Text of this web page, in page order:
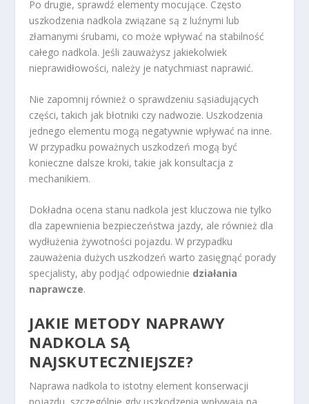
Po drugie, sprawdź elementy mocujące. Często
uszkodzenia nadkola związane są z luźnymi lub
złamanymi śrubami, co może wpływać na stabilność
całego nadkola. Jeśli zauważysz jakiekolwiek
nieprawidłowości, należy je natychmiast naprawić.
Nie zapomnij również o sprawdzeniu sąsiadujących
części, takich jak błotniki czy nadwozie. Uszkodzenia
jednego elementu mogą negatywnie wpływać na inne.
W przypadku poważnych uszkodzeń mogą być
konieczne dalsze kroki, takie jak konsultacja z
mechanikiem.
Dokładna ocena stanu nadkola jest kluczowa nie tylko
dla zapewnienia bezpieczeństwa jazdy, ale również dla
wydłużenia żywotności pojazdu. W przypadku
zauważenia dużych uszkodzeń warto zasięgnąć porady
specjalisty, aby podjąć odpowiednie działania
naprawcze.
JAKIE METODY NAPRAWY
NADKOLA SĄ
NAJSKUTECZNIEJSZE?
Naprawa nadkola to istotny element konserwacji